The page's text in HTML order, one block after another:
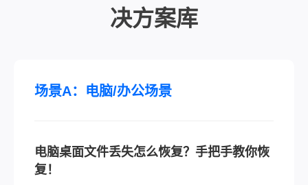
决方案库
场景A：电脑/办公场景
电脑桌面文件丢失怎么恢复？手把手教你恢
复！